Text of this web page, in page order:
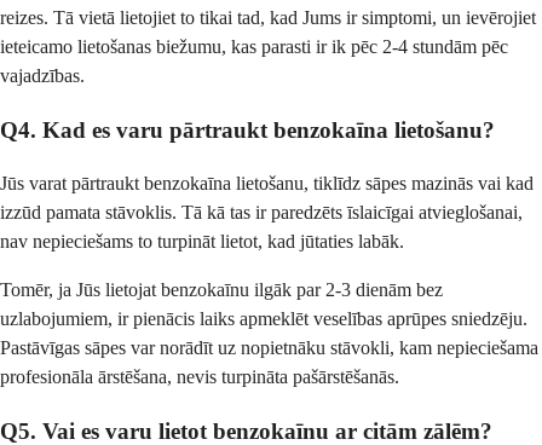
reizes. Tā vietā lietojiet to tikai tad, kad Jums ir simptomi, un ievērojiet
ieteicamo lietošanas biežumu, kas parasti ir ik pēc 2-4 stundām pēc
vajadzības.
Q4. Kad es varu pārtraukt benzokaīna lietošanu?
Jūs varat pārtraukt benzokaīna lietošanu, tiklīdz sāpes mazinās vai kad
izzūd pamata stāvoklis. Tā kā tas ir paredzēts īslaicīgai atvieglošanai,
nav nepieciešams to turpināt lietot, kad jūtaties labāk.
Tomēr, ja Jūs lietojat benzokaīnu ilgāk par 2-3 dienām bez
uzlabojumiem, ir pienācis laiks apmeklēt veselības aprūpes sniedzēju.
Pastāvīgas sāpes var norādīt uz nopietnāku stāvokli, kam nepieciešama
profesionāla ārstēšana, nevis turpināta pašārstēšanās.
Q5. Vai es varu lietot benzokaīnu ar citām zālēm?